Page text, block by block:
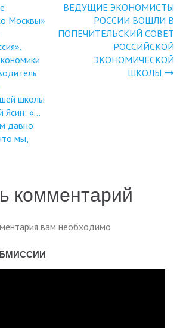
Москвы»
школы
Ясин: «…
давно
мы,
ВЕДУЩИЕ ЭКОНОМИСТЫ
РОССИИ ВОШЛИ В
ПОПЕЧИТЕЛЬСКИЙ СОВЕТ
РОССИЙСКОЙ
ЭКОНОМИЧЕСКОЙ
ШКОЛЫ
комментарий
вам необходимо